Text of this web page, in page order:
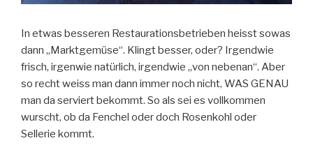
In etwas besseren Restaurationsbetrieben heisst sowas
dann „Marktgemüse“. Klingt besser, oder? Irgendwie
frisch, irgenwie natürlich, irgendwie „von nebenan“. Aber
so recht weiss man dann immer noch nicht, WAS GENAU
man da serviert bekommt. So als sei es vollkommen
wurscht, ob da Fenchel oder doch Rosenkohl oder
Sellerie kommt.